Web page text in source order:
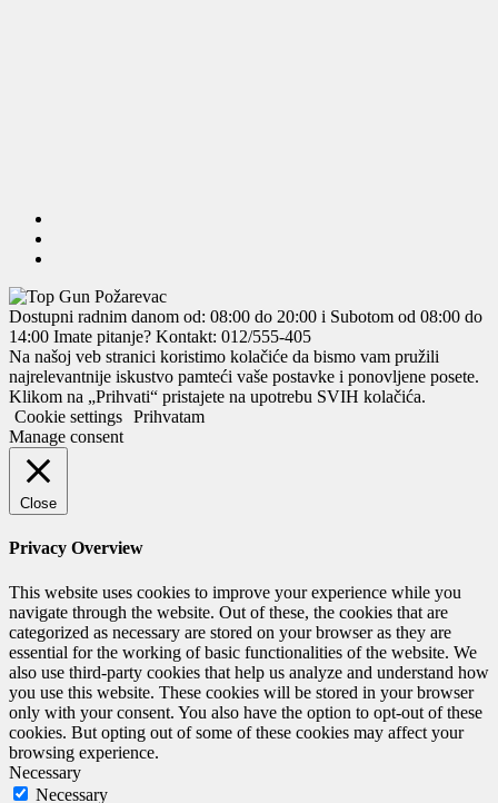
Dostupni radnim danom od: 08:00 do 20:00 i Subotom od 08:00 do
14:00 Imate pitanje? Kontakt: 012/555-405
Na našoj veb stranici koristimo kolačiće da bismo vam pružili
najrelevantnije iskustvo pamteći vaše postavke i ponovljene posete.
Klikom na „Prihvati“ pristajete na upotrebu SVIH kolačića.
Cookie settings Prihvatam
Manage consent
Close
Privacy Overview
This website uses cookies to improve your experience while you
navigate through the website. Out of these, the cookies that are
categorized as necessary are stored on your browser as they are
essential for the working of basic functionalities of the website. We
also use third-party cookies that help us analyze and understand how
you use this website. These cookies will be stored in your browser
only with your consent. You also have the option to opt-out of these
cookies. But opting out of some of these cookies may affect your
browsing experience.
Necessary
Necessary